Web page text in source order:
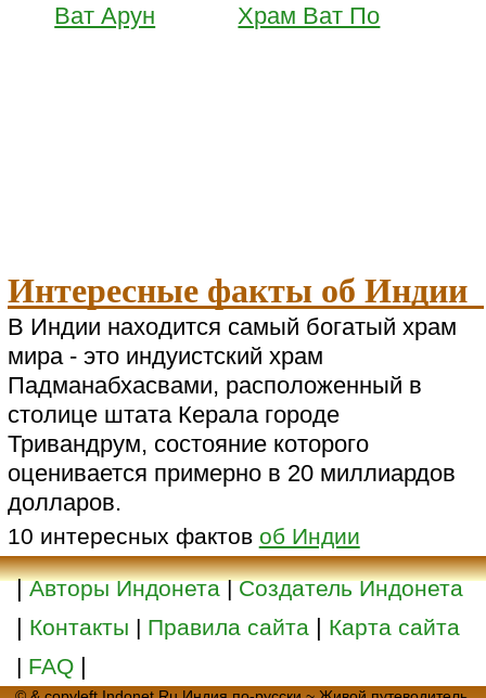
Ват Арун Храм Ват По
Интересные факты об Индии
В Индии находится самый богатый храм
мира - это индуистский храм
Падманабхасвами, расположенный в
столице штата Керала городе
Тривандрум, состояние которого
оценивается примерно в 20 миллиардов
долларов.
10 интересных фактов об Индии
|Авторы Индонета|Создатель Индонета
| Контакты | Правила сайта | Карта сайта
| FAQ |